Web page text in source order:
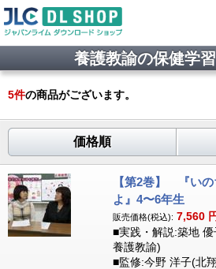
養護教諭の保健学
5件の商品がございます。
価格順
【第2巻】 『い
よ』4〜6年生
販売価格(税込): 7,560
■実践・解説:築地
養護教諭)
■監修:今野 洋子(北